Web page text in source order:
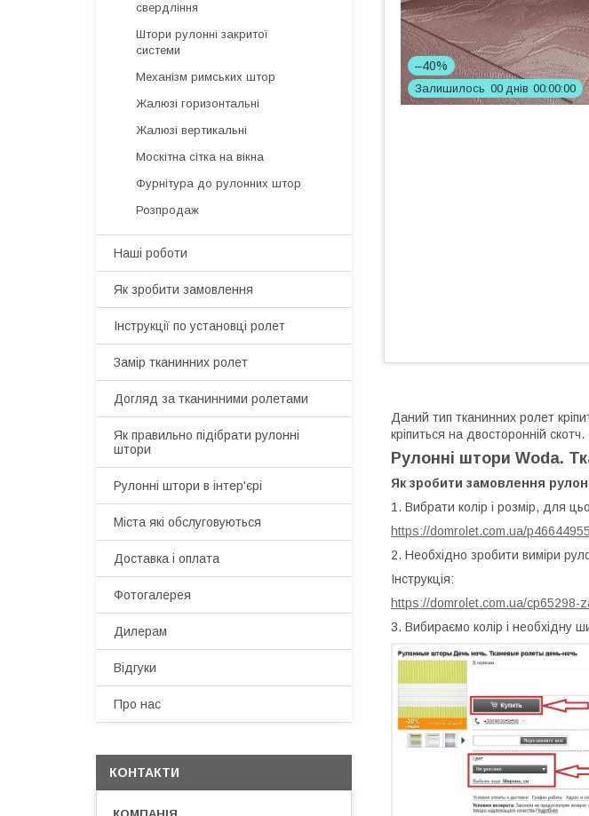
–40%
Залишилось 00 днів 00 00 00
Даний тип тканинних ролет
кріпиться на двосторонній скотч.
Рулонні штори Woda.
Як зробити замовлення
1. Вибрати колір і розмір, для
https://domrolet.com.ua/
2. Необхідно зробити виміри
Інструкція:
https://domrolet.com.ua/cp65298-
3. Вибираємо колір і необхідну
свердління
Штори рулонні закритої
системи
Механізм римських штор
Жалюзі горизонтальні
Жалюзі вертикальні
Москітна сітка на вікна
Фурнітура до рулонних штор
Розпродаж
Наші роботи
Як зробити замовлення
Інструкції по установці ролет
Замір тканинних ролет
Догляд за тканинними ролетами
Як правильно підібрати рулонні
штори
Рулонні штори в інтер'єрі
Міста які обслуговуються
Доставка і оплата
Фотогалерея
Дилерам
Відгуки
Про нас
КОНТАКТИ